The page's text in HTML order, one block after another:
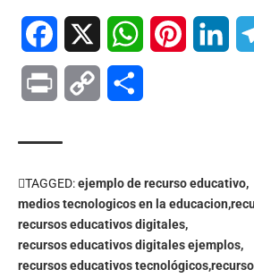
Facebook WhatsAppPinterest
Print Copy
TAGGED:ejemplo de recurso educativo
medios tecnologicos en la educacion
recursos educativos digitales
recursos educativos digitales ejemplos
recursos educativos tecnológicos